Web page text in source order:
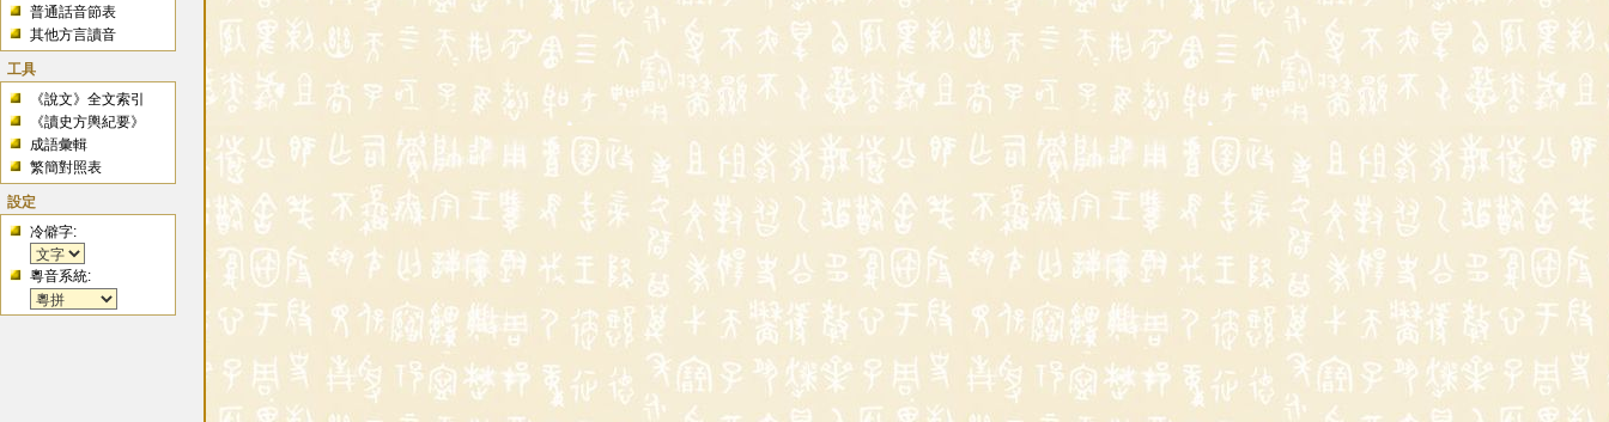
普通話音節表
其他方言讀音
工具
《說文》全文索引
《讀史方輿紀要》
成語彙輯
繁簡對照表
設定
冷僻字:
粵音系統: